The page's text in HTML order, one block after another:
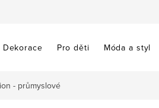
Dekorace Pro děti Móda a styl
- průmyslové